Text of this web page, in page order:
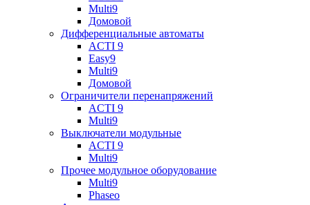
Multi9
Домовой
Дифференциальные автоматы
ACTI 9
Easy9
Multi9
Домовой
Ограничители перенапряжений
ACTI 9
Multi9
Выключатели модульные
ACTI 9
Multi9
Прочее модульное оборудование
Multi9
Phaseo